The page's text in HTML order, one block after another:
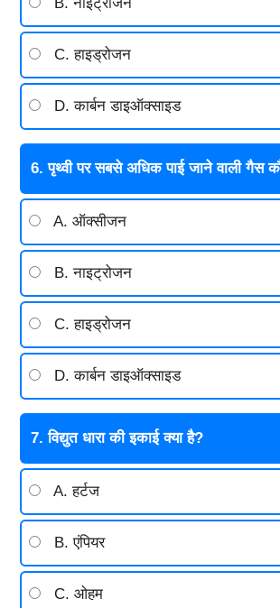
C. हाइड्रोजन
D. कार्बन डाइऑक्साइड
6. पृथ्वी पर सबसे अधिक पाई जाने वाली गैस
A. ऑक्सीजन
B. नाइट्रोजन
C. हाइड्रोजन
D. कार्बन डाइऑक्साइड
7. विद्युत धारा की इकाई क्या है?
A. हर्टज
B. एंपियर
C. ओहम